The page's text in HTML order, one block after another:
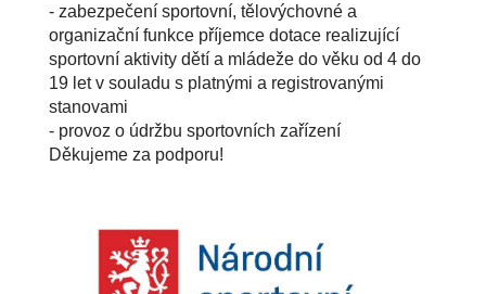
- zabezpečení sportovní, tělovýchovné a
organizační funkce příjemce dotace realizující
sportovní aktivity dětí a mládeže do věku od 4 do
19 let v souladu s platnými a registrovanými
stanovami
- provoz o údržbu sportovních zařízení
Děkujeme za podporu!